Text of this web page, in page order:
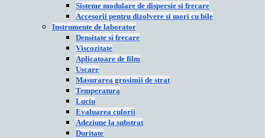
Sisteme modulare de dispersie si frecare
Accesorii pentru dizolvere si mori cu bile
Instrumente de laborator
Densitate si frecare
Viscozitate
Aplicatoare de film
Uscare
Masurarea grosimii de strat
Temperatura
Luciu
Evaluarea culorii
Adeziune la substrat
Duritate